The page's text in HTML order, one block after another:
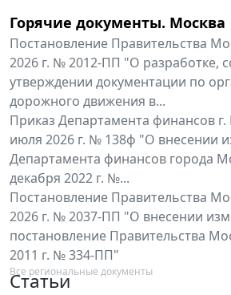
Горячие документы. Москва
Постановление Правительства
2026 г. № 2012-ПП "О разработке,
утверждении документации по
дорожного движения в...
Приказ Департамента финансов
июля 2026 г. № 138ф "О внесении
Департамента финансов города
декабря 2022 г. №...
Постановление Правительства
2026 г. № 2037-ПП "О внесении
постановление Правительства
2011 г. № 334-ПП"
Все региональные документы
Статьи